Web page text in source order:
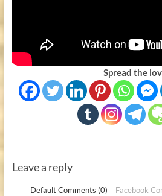
Spread the
Leave a reply
Default Comments (0) Facebook